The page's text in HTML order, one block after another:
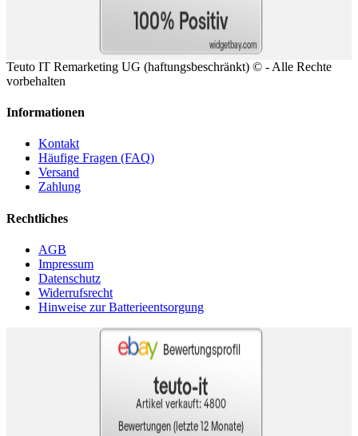
Teuto IT Remarketing UG (haftungsbeschränkt) © - Alle Rechte
vorbehalten
Informationen
Kontakt
Häufige Fragen (FAQ)
Versand
Zahlung
Rechtliches
AGB
Impressum
Datenschutz
Widerrufsrecht
Hinweise zur Batterieentsorgung